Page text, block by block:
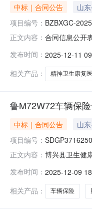
中标｜合同公告 山
项目编号： BZBXGC-
正文内容： 合同信息公开
容/变更后内容
发布时间： 2025-12-11
相关产品：
精神卫生康复
鲁M72W72车辆保
中标｜合同公告 山
项目编号：
正文内容： 博兴县卫生健
（乙方）：中
发布时间： 2025-12-09
相关产品：
车辆保险